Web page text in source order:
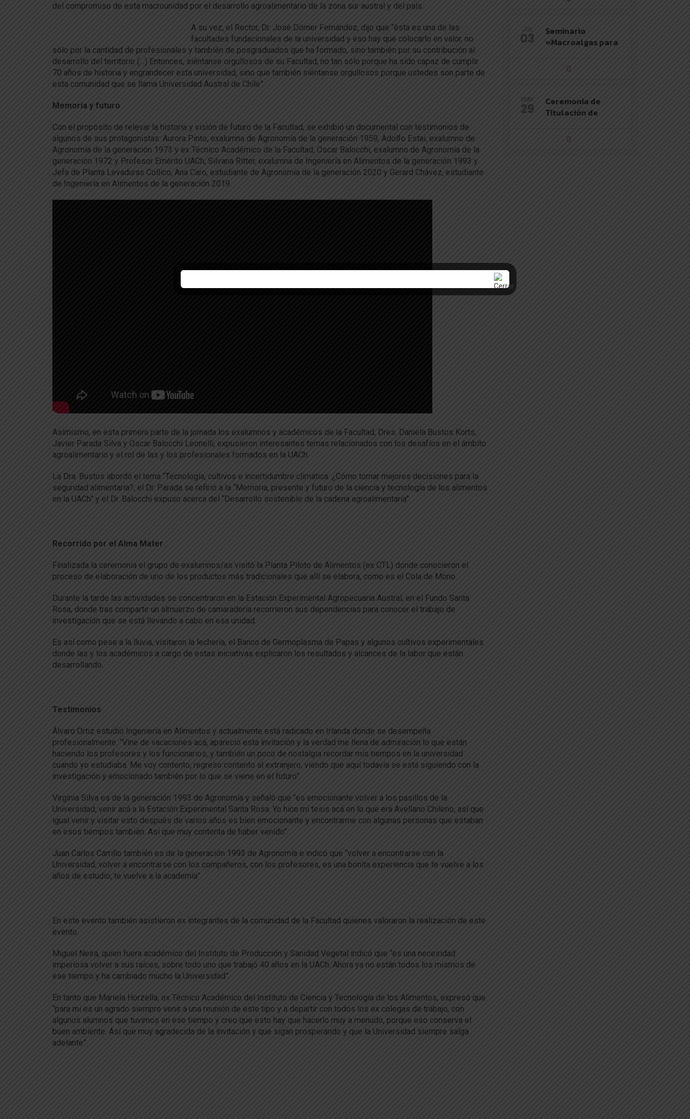
del compromiso de esta macrounidad por el desarrollo agroalimentario de la zona sur austral y del país.
A su vez, el Rector, Dr. José Dörner Fernández, dijo que “ésta es una de las
facultades fundacionales de la universidad y eso hay que colocarlo en valor, no
sólo por la cantidad de profesionales y también de posgraduados que ha formado, sino también por su contribución al
desarrollo del territorio (…) Entonces, siéntanse orgullosos de su Facultad, no tan sólo porque ha sido capaz de cumplir
70 años de historia y engrandecer esta universidad, sino que también siéntanse orgullosos porque ustedes son parte de
esta comunidad que se llama Universidad Austral de Chile”.
Memoria y futuro
Con el propósito de relevar la historia y visión de futuro de la Facultad, se exhibió un documental con testimonios de
algunos de sus protagonistas: Aurora Pinto, exalumna de Agronomía de la generación 1959, Adolfo Estai, exalumno de
Agronomía de la generación 1973 y ex Técnico Académico de la Facultad, Oscar Balocchi, exalumno de Agronomía de la
generación 1972 y Profesor Emérito UACh, Silvana Ritter, exalumna de Ingeniería en Alimentos de la generación 1993 y
Jefa de Planta Levaduras Collico, Ana Caro, estudiante de Agronomía de la generación 2020 y Gerard Chávez, estudiante
de Ingeniería en Alimentos de la generación 2019.
Asimismo, en esta primera parte de la jornada los exalumnos y académicos de la Facultad, Dres. Daniela Bustos Korts,
Javier Parada Silva y Oscar Balocchi Leonelli, expusieron interesantes temas relacionados con los desafíos en el ámbito
agroalimentario y el rol de las y los profesionales formados en la UACh.
La Dra. Bustos abordó el tema “Tecnología, cultivos e incertidumbre climática. ¿Cómo tomar mejores decisiones para la
seguridad alimentaria?, el Dr. Parada se refirió a la “Memoria, presente y futuro de la ciencia y tecnología de los alimentos
en la UACh” y el Dr. Balocchi expuso acerca del “Desarrollo sostenible de la cadena agroalimentaria”.
Recorrido por el Alma Mater
Finalizada la ceremonia el grupo de exalumnos/as visitó la Planta Piloto de Alimentos (ex CTL) donde conocieron el
proceso de elaboración de uno de los productos más tradicionales que allí se elabora, como es el Cola de Mono.
Durante la tarde las actividades se concentraron en la Estación Experimental Agropecuaria Austral, en el Fundo Santa
Rosa, donde tras compartir un almuerzo de camaradería recorrieron sus dependencias para conocer el trabajo de
investigación que se está llevando a cabo en esa unidad.
Es así como pese a la lluvia, visitaron la lechería, el Banco de Germoplasma de Papas y algunos cultivos experimentales
donde las y los académicos a cargo de estas iniciativas explicaron los resultados y alcances de la labor que están
desarrollando.
Testimonios
Álvaro Ortiz estudió Ingeniería en Alimentos y actualmente está radicado en Irlanda donde se desempeña
profesionalmente. “Vine de vacaciones acá, apareció esta invitación y la verdad me llena de admiración lo que están
haciendo los profesores y los funcionarios, y también un poco de nostalgia recordar mis tiempos en la universidad
cuando yo estudiaba. Me voy contento, regreso contento al extranjero, viendo que aquí todavía se está siguiendo con la
investigación y emocionado también por lo que se viene en el futuro”.
Virginia Silva es de la generación 1993 de Agronomía y señaló que “es emocionante volver a los pasillos de la
Universidad, venir acá a la Estación Experimental Santa Rosa. Yo hice mi tesis acá en lo que era Avellano Chileno, así que
igual venir y visitar esto después de varios años es bien emocionante y encontrarme con algunas personas que estaban
en esos tiempos también. Así que muy contenta de haber venido”.
Juan Carlos Carrillo también es de la generación 1993 de Agronomía e indicó que “volver a encontrarse con la
Universidad, volver a encontrarse con los compañeros, con los profesores, es una bonita experiencia que te vuelve a los
años de estudio, te vuelve a la academia”.
En este evento también asistieron ex integrantes de la comunidad de la Facultad quienes valoraron la realización de este
evento.
Miguel Neira, quien fuera académico del Instituto de Producción y Sanidad Vegetal indicó que “es una necesidad
imperiosa volver a sus raíces, sobre todo uno que trabajó 40 años en la UACh. Ahora ya no están todos los mismos de
ese tiempo y ha cambiado mucho la Universidad”.
En tanto que Mariela Horzella, ex Técnico Académico del Instituto de Ciencia y Tecnología de los Alimentos, expresó que
“para mí es un agrado siempre venir a una reunión de este tipo y a departir con todos los ex colegas de trabajo, con
algunos alumnos que tuvimos en ese tiempo y creo que esto hay que hacerlo muy a menudo, porque eso conserva el
buen ambiente. Así que muy agradecida de la invitación y que sigan prosperando y que la Universidad siempre salga
adelante”.
JUL
03
Seminario
«Macroalgas para
MAY
29
Ceremonia de
Titulación de